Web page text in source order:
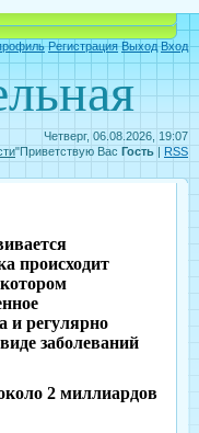
Четверг, 06.08.2026, 19:07
"Приветствую Вас Гость | RSS
Регистрация Выход Вход
происходит
и регулярно
заболеваний
2 миллиардов